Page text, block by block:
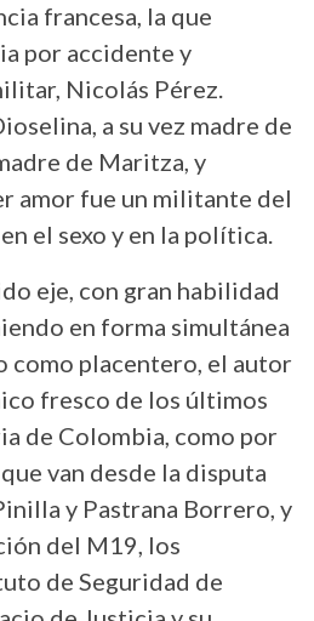
francesa, la que
por accidente y
Nicolás Pérez.
a su vez madre de
de Maritza, y
amor fue un militante del
el sexo y en la política.
eje, con gran habilidad
en forma simultánea
como placentero, el autor
fresco de los últimos
de Colombia, como por
van desde la disputa
y Pastrana Borrero, y
del M19, los
de Seguridad de